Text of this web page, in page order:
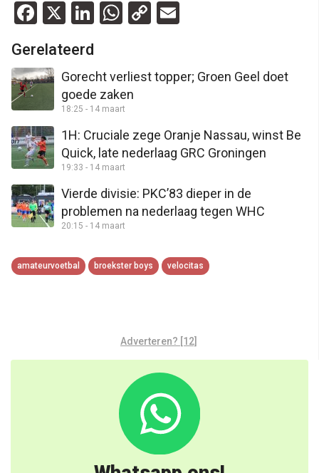
Facebook
X LinkedIn
WhatsApp
Copy
Gerelateerd
Gorecht verliest topper; Groen Geel doet
goede zaken
18:25 - 14 maart
1H: Cruciale zege Oranje Nassau, winst Be
Quick, late nederlaag GRC Groningen
19:33 - 14 maart
Vierde divisie: PKC’83 dieper in de
problemen na nederlaag tegen WHC
20:15 - 14 maart
amateurvoetbal broekster boys velocitas
Adverteren? [12]